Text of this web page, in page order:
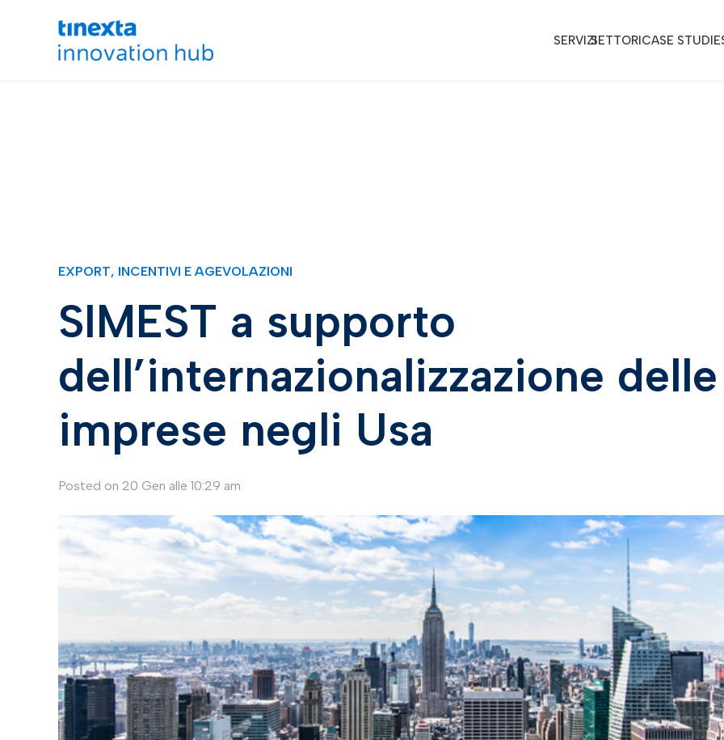
SERVIZISETTORICASE
EXPORT, INCENTIVI E AGEVOLAZIONI
SIMEST a supporto
dell’internazionalizzazione delle
imprese negli Usa
Posted on 20 Gen alle 10:29 am